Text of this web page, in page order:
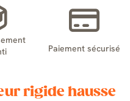
Paiement sécurisé
rigide hausse